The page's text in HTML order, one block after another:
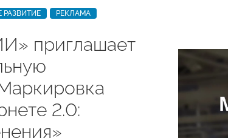
РАЗВИТИЕ РЕКЛАМА
приглашает
2.0: